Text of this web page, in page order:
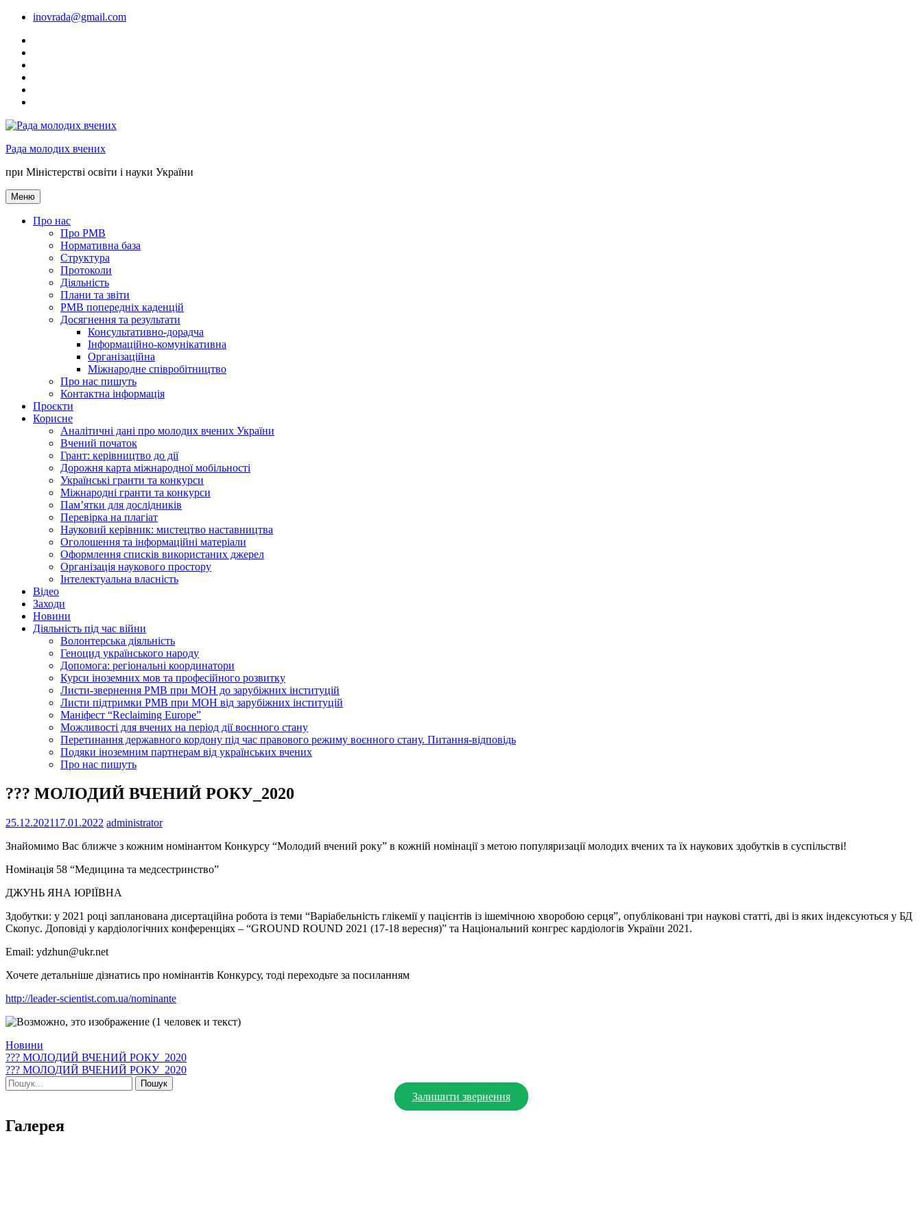
Перейти
вмісту
inovrada@gmail.com
Рада молодих вчених
при Міністерстві освіти і науки України
Меню
Про нас
Про РМВ
Нормативна база
Cтруктура
Протоколи
Діяльність
Плани та звіти
РМВ попередніх каденцій
Досягнення та результати
Консультативно-дорадча
Інформаційно-комунікативна
Організаційна
Міжнародне співробітництво
Про нас пишуть
Контактна інформація
Проєкти
Корисне
Аналітичні дані про молодих вчених України
Вчений початок
Грант: керівництво до дії
Дорожня карта міжнародної мобільності
Українські гранти та конкурси
Міжнародні гранти та конкурси
Памʼятки для дослідників
Перевірка на плагіат
Науковий керівник: мистецтво наставництва
Оголошення та інформаційні матеріали
Оформлення списків використаних джерел
Організація наукового простору
Інтелектуальна власність
Відео
Заходи
Новини
Діяльність під час війни
Волонтерська діяльність
Геноцид українського народу
Допомога: регіональні координатори
Курси іноземних мов та професійного розвитку
Листи-звернення РМВ при МОН до зарубіжних інституцій
Листи підтримки РМВ при МОН від зарубіжних інституцій
Маніфест “Reclaiming Europe”
Можливості для вчених на період дії воєнного стану
Перетинання державного кордону під час правового режиму воєнного стану. Питання-відповідь
Подяки іноземним партнерам від українських вчених
Про нас пишуть
??? МОЛОДИЙ ВЧЕНИЙ РОКУ_2020
25.12.202117.01.2022 administrator
Знайомимо Вас ближче з кожним номінантом Конкурсу “Молодий вчений року” в кожній номінації з метою популяризації молодих вчених та їх наукових здобутків в суспільстві!
Номінація 58 “Медицина та медсестринство”
ДЖУНЬ ЯНА ЮРІЇВНА
Здобутки: у 2021 році запланована дисертаційна робота із теми “Варіабельність глікемії у пацієнтів із ішемічною хворобою серця”, опубліковані три наукові статті, дві із яких індексуються у БД
Скопус. Доповіді у кардіологічних конференціях – “GROUND ROUND 2021 (17-18 вересня)” та Національний конгрес кардіологів України 2021.
Email: ydzhun@ukr.net
Хочете детальніше дізнатись про номінантів Конкурсу, тоді переходьте за посиланням
http://leader-scientist.com.ua/nominante
Новини
Навігація
записів
??? МОЛОДИЙ ВЧЕНИЙ РОКУ_2020
??? МОЛОДИЙ ВЧЕНИЙ РОКУ_2020
Шукати:
Залишити звернення
Галерея